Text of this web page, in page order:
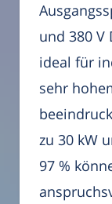
und 380 V
ideal für
sehr
zu 30 kW
97 %